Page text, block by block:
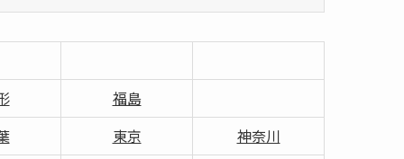
福島
東京
神奈川